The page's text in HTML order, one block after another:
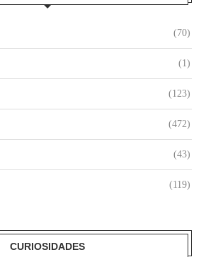
(70)
(1)
(123)
(472)
(43)
(119)
CURIOSIDADES